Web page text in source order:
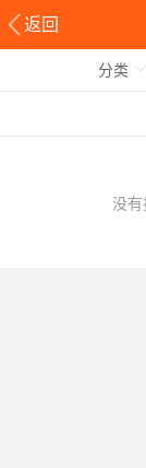
返回
分类
没有